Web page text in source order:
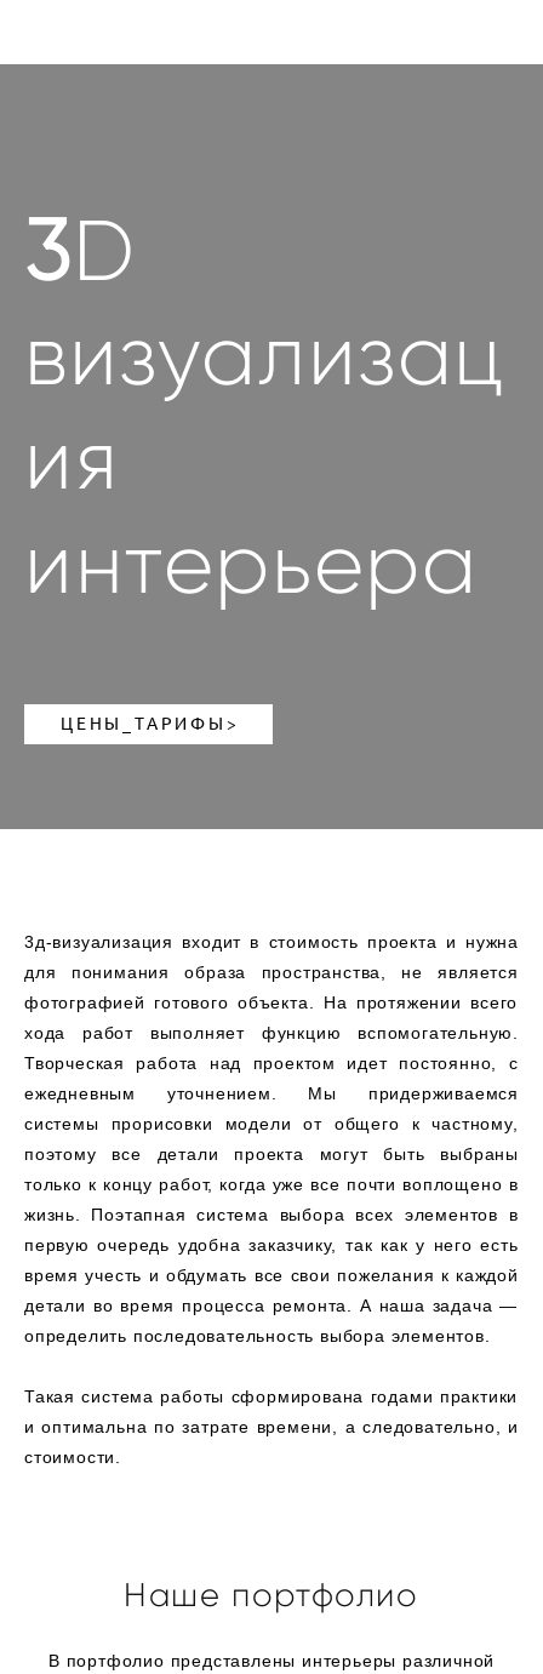
3D
визуализац
ия
интерьера
ЦЕНЫ_ТАРИФЫ>
3д-визуализация входит в стоимость проекта и нужна
для понимания образа пространства, не является
фотографией готового объекта. На протяжении всего
хода работ выполняет функцию вспомогательную.
Творческая работа над проектом идет постоянно, с
ежедневным уточнением. Мы придерживаемся
системы прорисовки модели от общего к частному,
поэтому все детали проекта могут быть выбраны
только к концу работ, когда уже все почти воплощено в
жизнь. Поэтапная система выбора всех элементов в
первую очередь удобна заказчику, так как у него есть
время учесть и обдумать все свои пожелания к каждой
детали во время процесса ремонта. А наша задача —
определить последовательность выбора элементов.
Такая система работы сформирована годами практики
и оптимальна по затрате времени, а следовательно, и
стоимости.
Наше портфолио
В портфолио представлены интерьеры различной